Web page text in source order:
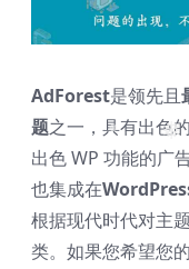
❅ ❅
AdForest是领先且
题之一，具有出色
出色 WP 功能的广
也集成在
根据现代时代对主
类。如果您希望您